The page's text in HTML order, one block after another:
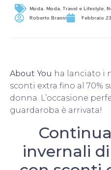
Moda, Moda, Travel e Lifestyle,
Roberto Branni
Febbraio
About You ha lanciato i
sconti extra fino al 70%
donna. L’occasione
guardaroba è arrivata!
invernali